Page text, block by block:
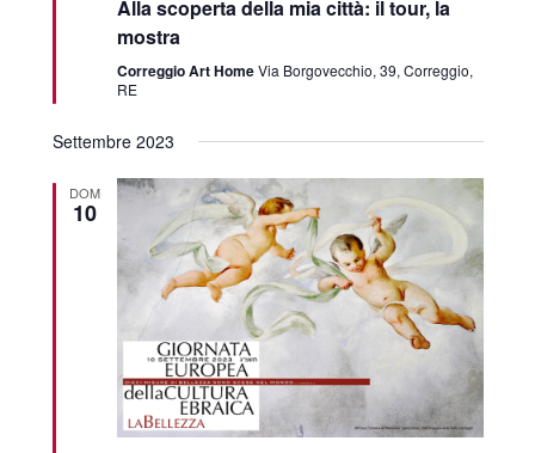
Alla scoperta della mia città: il tour, la
mostra
Correggio Art HomeVia Borgovecchio, 39, Correggio,
RE
Settembre 2023
DOM
10